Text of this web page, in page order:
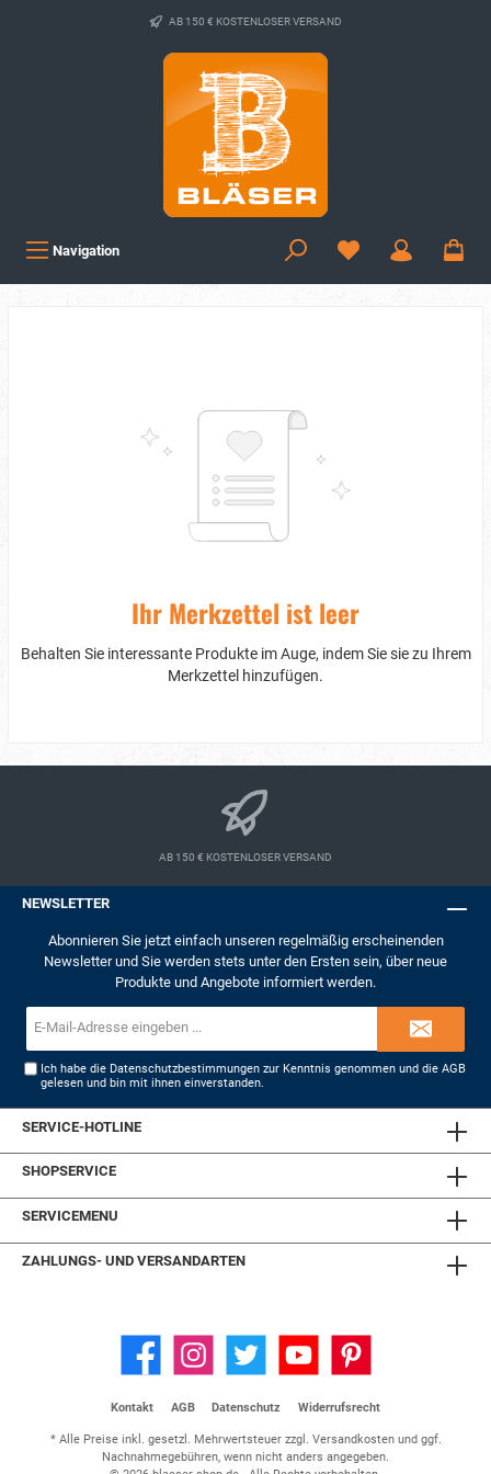
AB 150 € KOSTENLOSER VERSAND
Navigation
Ihr Merkzettel ist leer
Behalten Sie interessante Produkte im Auge, indem Sie sie zu Ihrem
Merkzettel hinzufügen.
AB 150 € KOSTENLOSER VERSAND
NEWSLETTER
Abonnieren Sie jetzt einfach unseren regelmäßig erscheinenden
Newsletter und Sie werden stets unter den Ersten sein, über neue
Produkte und Angebote informiert werden.
Adresse*
Ich habe dieDatenschutzbestimmungen zur Kenntnis genommen und dieAGB
gelesen und bin mit ihnen einverstanden.
SERVICE-HOTLINE
SHOPSERVICE
SERVICEMENU
ZAHLUNGS- UND VERSANDARTEN
Kontakt AGB Datenschutz Widerrufsrecht
* Alle Preise inkl. gesetzl. Mehrwertsteuer zzgl. Versandkostenund ggf.
Nachnahmegebühren, wenn nicht anders angegeben.